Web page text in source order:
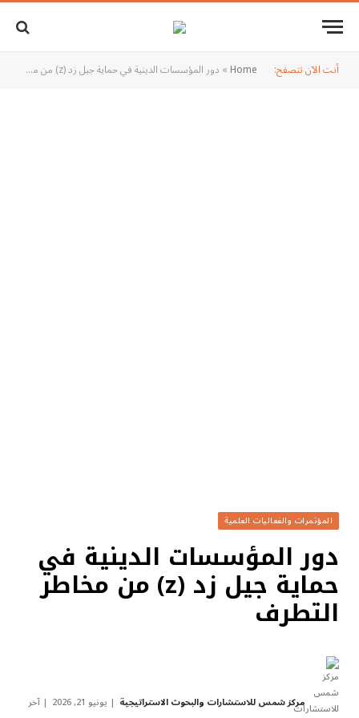
أنت الآن تتصفح: Home
» دور المؤسسات الدينية في حماية جيل زد (z) من مخاطر التطرف
المؤتمرات والفعاليات العلمية
دور المؤسسات الدينية في
حماية جيل زد (z) من مخاطر
التطرف
مركز شمس للاستشارات والبحوث الاستراتيجية يونيو 21, 2026 آخر